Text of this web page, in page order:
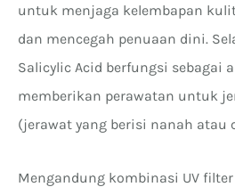
untuk menjaga kelembapan
dan mencegah penuaan dini.
Salicylic Acid berfungsi sebagai
memberikan perawatan untuk
(jerawat yang berisi nanah atau
Mengandung kombinasi UV